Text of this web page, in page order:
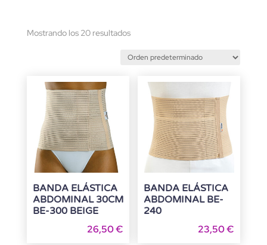
Mostrando los 20 resultados
BANDA ELÁSTICA
ABDOMINAL 30CM
BE-300 BEIGE
26,50€
BANDA ELÁSTICA
ABDOMINAL BE-
240
23,50€